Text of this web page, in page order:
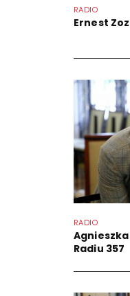
RADIO
Ernest
RADIO
Radiu 357